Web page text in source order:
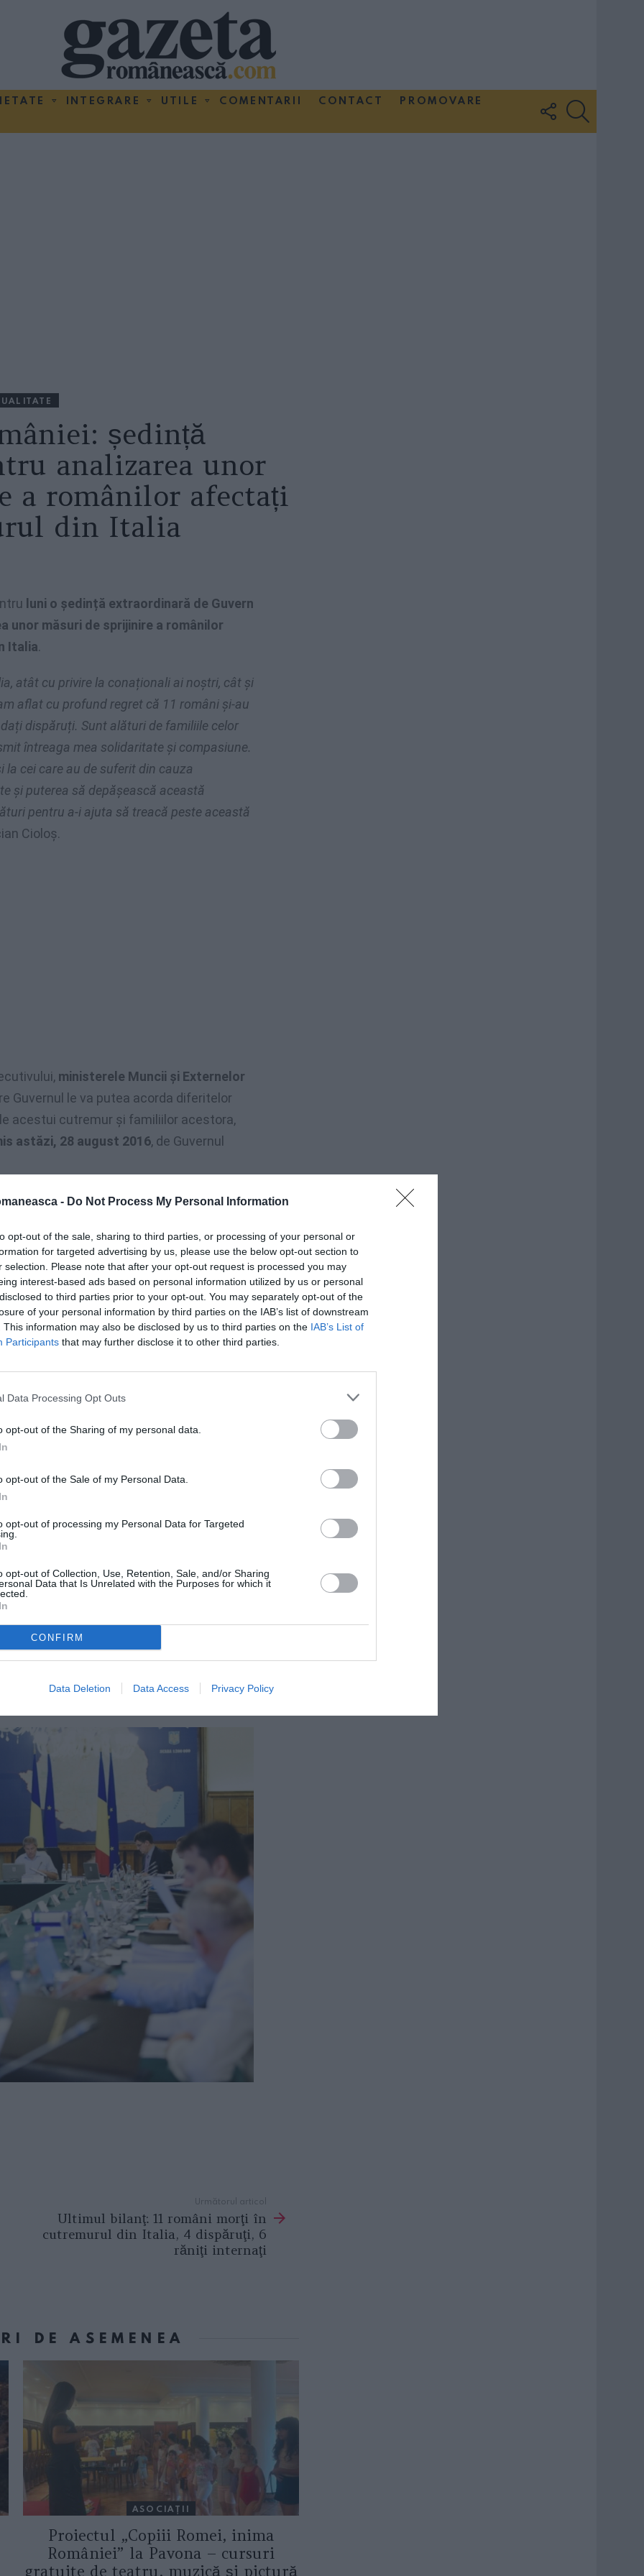
- Do Not Process My Personal Information
opt-out of the sale, sharing to third parties, or processing of your personal or
for targeted advertising by us, please use the below opt-out section to
selection. Please note that after your opt-out request is processed you may
interest-based ads based on personal information utilized by us or personal
to third parties prior to your opt-out. You may separately opt-out of the
of your personal information by third parties on the IAB’s list of downstream
This information may also be disclosed by us to third parties on the IAB’s List of
Participants that may further disclose it to other third parties.
Data Processing Opt Outs
opt-out of the Sharing of my personal data.
opt-out of the Sale of my Personal Data.
opt-out of processing my Personal Data for Targeted
opt-out of Collection, Use, Retention, Sale, and/or Sharing
Data that Is Unrelated with the Purposes for which it
CONFIRM
Data Deletion Data Access Privacy Policy
INTEGRARE UTILE COMENTARII CONTACT
PROMOVARE
FOLLOW
US
ședință
analizarea unor
a românilor afectați
din Italia
luni o ședință extraordinară de Guvern
unor măsuri de sprijinire a românilor
Italia.
atât cu privire la conaționali ai noștri, cât și
aflat cu profund regret că 11 români și-au
dispăruți. Sunt alături de familiile celor
întreaga mea solidaritate și compasiune.
la cei care au de suferit din cauza
și puterea să depășească această
pentru a-i ajuta să treacă peste această
Cioloș.
ministerele Muncii și Externelor
Guvernul le va putea acorda diferitelor
acestui cutremur și familiilor acestora,
astăzi, 28 august 2016, de Guvernul
pentru relațiile cu românii de
28 august 2016, în centrul Italiei
urmând să prezinte Guvernului o
fi repatriate corpurile neînsuflețite a
produs la 24 august a.c.
costuri au fost suportate integral de
de Urgență aflat la dispoziția
luni către țară.
unor echipe de sprijin psihologic
sursa citată.
a urcat la 291 de morți: 11 cetățeni
dispăruți – UPDATE
devastator a făcut 284 de victime
Recomandările Protecției Civile din
timpul nopții, morți și distrugere –
Următorul articol
Ultimul bilanţ: 11 români morţi în
cutremurul din Italia, 4 dispăruţi, 6
răniţi internaţi
DE ASEMENEA
ASOCIAŢII
Proiectul „Copiii Romei, inima
României” la Pavona – cursuri
gratuite de teatru, muzică și pictură